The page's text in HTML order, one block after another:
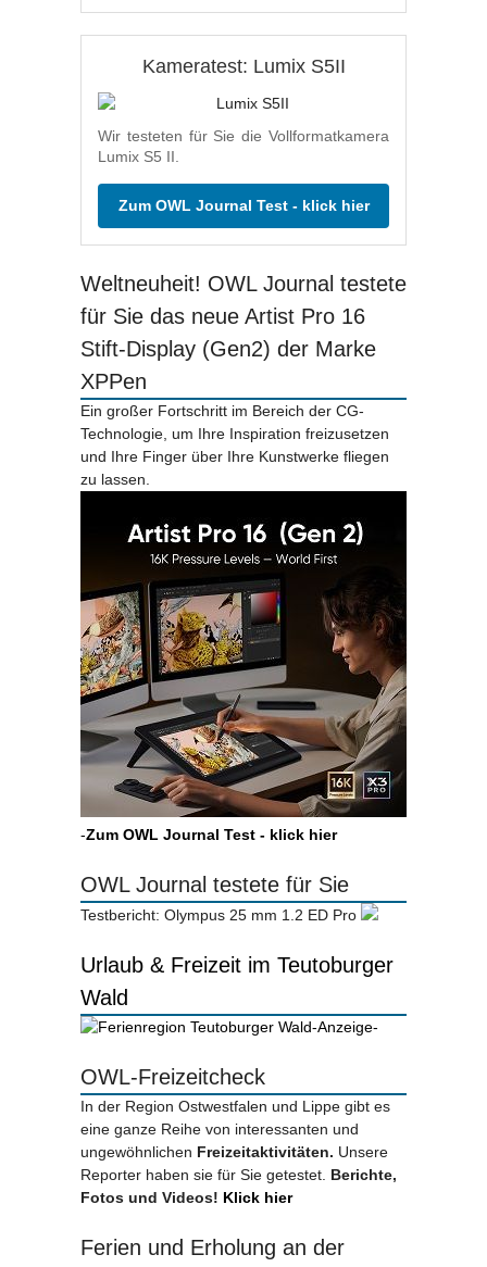
Kameratest: Lumix S5II
Wir testeten für Sie die Vollformatkamera
Lumix S5 II.
Zum OWL Journal Test - klick hier
Weltneuheit! OWL Journal testete
für Sie das neue Artist Pro 16
Stift-Display (Gen2) der Marke
XPPen
Ein großer Fortschritt im Bereich der CG-
Technologie, um Ihre Inspiration freizusetzen
und Ihre Finger über Ihre Kunstwerke fliegen
zu lassen.
-Zum OWL Journal Test - klick hier
OWL Journal testete für Sie
Testbericht: Olympus 25 mm 1.2 ED Pro
Urlaub & Freizeit im Teutoburger
Wald
-Anzeige-
OWL-Freizeitcheck
In der Region Ostwestfalen und Lippe gibt es
eine ganze Reihe von interessanten und
ungewöhnlichen Freizeitaktivitäten. Unsere
Reporter haben sie für Sie getestet. Berichte,
Fotos und Videos! Klick hier
Ferien und Erholung an der